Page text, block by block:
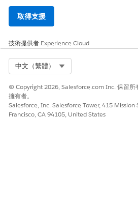
取得支援
技術提供者 Experience Cloud
中文（繁體）
© Copyright 2026, Salesforce.com Inc. 保留所
擁有者。
Salesforce, Inc. Salesforce Tower, 415 Mission
Francisco, CA 94105, United States